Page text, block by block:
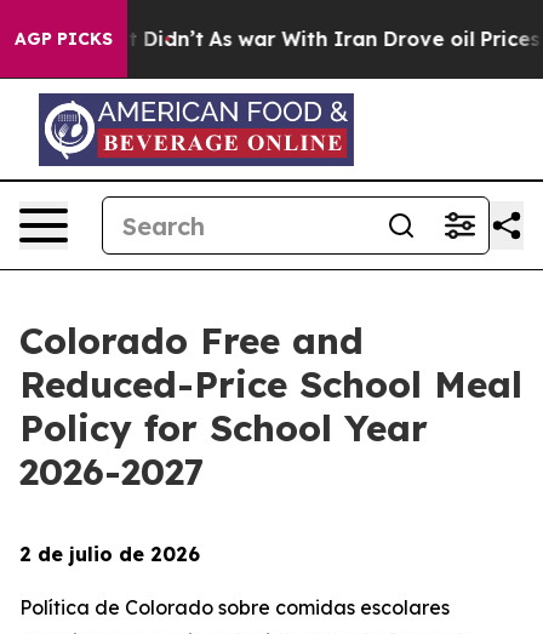
AGP PICKS
it Didn’t As war With Iran Drove oil Prices Higher,
Colorado Free and
Reduced-Price School Meal
Policy for School Year
2026-2027
2 de julio de 2026
Política de Colorado sobre comidas escolares